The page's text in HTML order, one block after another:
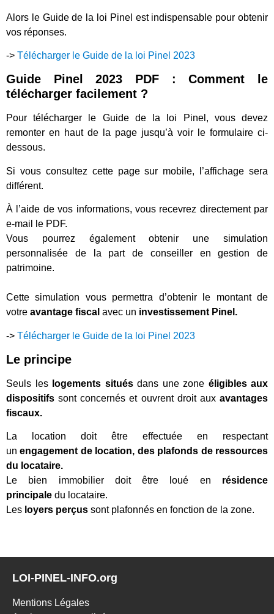
Alors le Guide de la loi Pinel est indispensable pour obtenir
vos réponses.
-> Télécharger le Guide de la loi Pinel 2023
Guide Pinel 2023 PDF : Comment le
télécharger facilement ?
Pour télécharger le Guide de la loi Pinel, vous devez
remonter en haut de la page jusqu’à voir le formulaire ci-
dessous.
Si vous consultez cette page sur mobile, l’affichage sera
différent.
À l’aide de vos informations, vous recevrez directement par
e-mail le PDF.
Vous pourrez également obtenir une simulation
personnalisée de la part de conseiller en gestion de
patrimoine.
Cette simulation vous permettra d’obtenir le montant de
votre avantage fiscal avec un investissement Pinel.
-> Télécharger le Guide de la loi Pinel 2023
Le principe
Seuls les logements situés dans une zone éligibles aux
dispositifssont concernés et ouvrent droit auxavantages
fiscaux.
La location doit être effectuée en respectant
unengagement de location, des plafonds de ressources
du locataire.
Le bien immobilier doit être loué en résidence
principale du locataire.
Les loyers perçus sont plafonnés en fonction de la zone.
LOI-PINEL-INFO.org
Mentions Légales